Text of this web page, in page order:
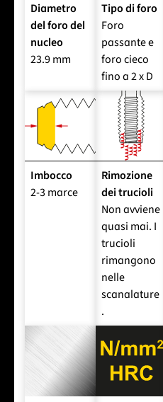
Diametro
del foro del
nucleo
23.9 mm
Tipo di foro
Foro
passante e
foro cieco
fino a 2 x D
Imbocco
2-3 marce
Rimozione
dei trucioli
Non avviene
quasi mai. I
trucioli
rimangono
nelle
scanalature
.